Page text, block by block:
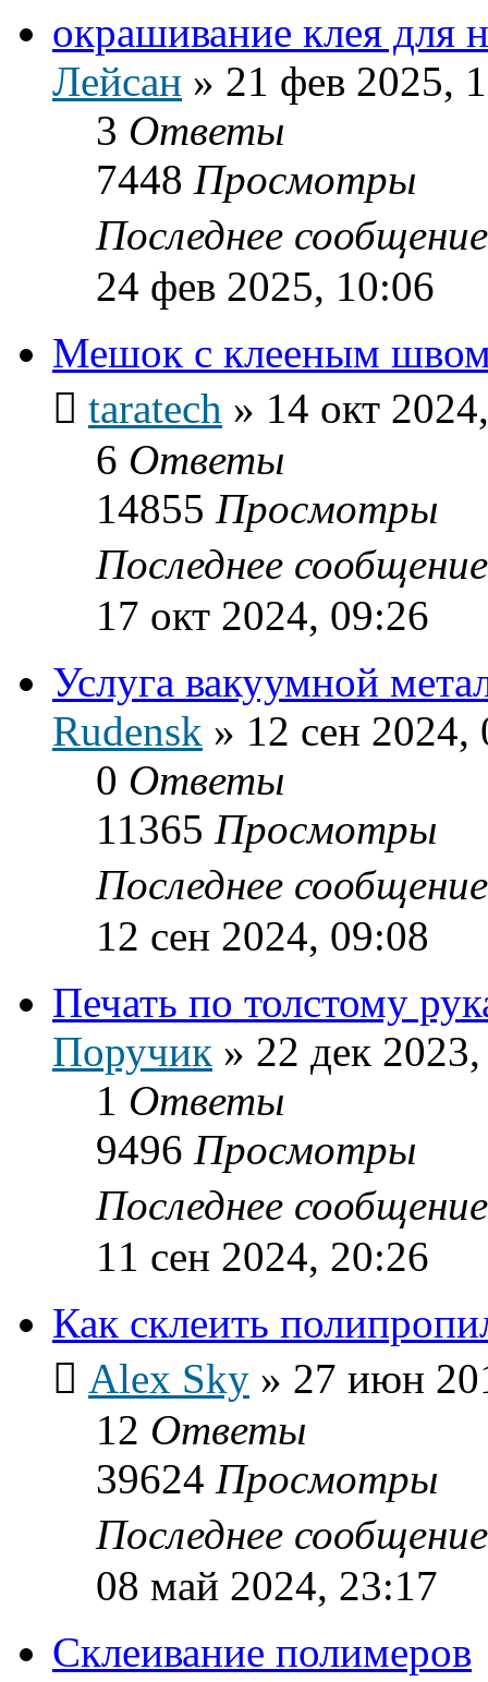
окрашивание клея для
Лейсан » 21 фев 2025,
3 Ответы
7448 Просмотры
Последнее
24 фев 2025, 10:06
Мешок с клееным
taratech » 14 окт
6 Ответы
14855 Просмотры
Последнее
17 окт 2024, 09:26
Услуга вакуумной
Rudensk » 12 сен 2024,
0 Ответы
11365 Просмотры
Последнее
12 сен 2024, 09:08
Печать по толстому
Поручик » 22 дек
1 Ответы
9496 Просмотры
Последнее
11 сен 2024, 20:26
Как склеить
Alex Sky » 27 июн
12 Ответы
39624 Просмотры
Последнее
08 май 2024, 23:17
Склеивание полимеров